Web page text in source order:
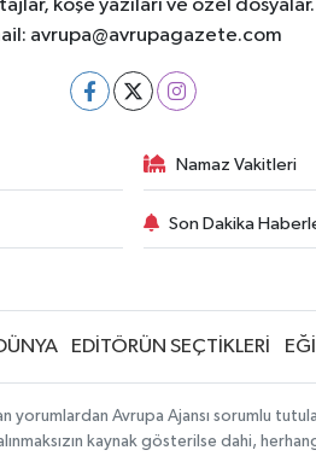
köşe yazıları ve özel
avrupa@avrupagazete.com
Namaz Vakitleri
Son Dakika
EDİTÖRÜN SEÇTİKLERİ
yorumlardan Avrupa Ajansı sorumlu
kaynak gösterilse dahi,